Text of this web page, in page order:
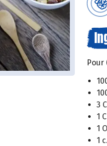
Pour
3
1
1
1